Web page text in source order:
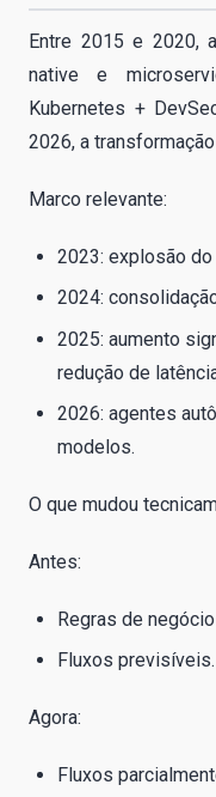
Entre 2015 e 2020,
native e
Kubernetes +
2026, a
Marco relevante:
2023: explosão
2024:
2025: aumento
redução de
2026: agentes
modelos.
O que mudou
Antes:
Regras de
Fluxos previsíveis.
Agora:
Fluxos